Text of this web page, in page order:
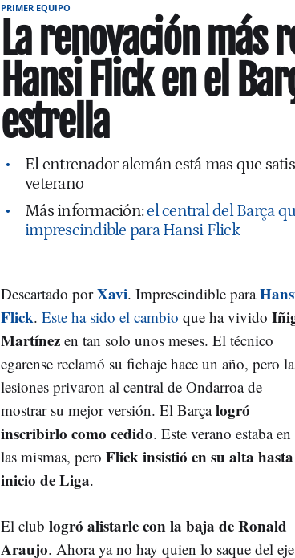
PRIMER EQUIPO
La renovación más
Hansi Flick en el
estrella
El entrenador alemán está mas que
veterano
Más información:el central del Barça
imprescindible para Hansi Flick
Descartado porXavi. Imprescindible para
Flick. Este ha sido el cambio que ha vivido
Martínez en tan solo unos meses. El técnico
egarense reclamó su fichaje hace un año, pero
lesiones privaron al central de Ondarroa de
mostrar su mejor versión. El Barçalogró
inscribirlo como cedido. Este verano estaba en
las mismas, pero Flick insistió en su alta
inicio de Liga.
El club logró alistarle con la baja de Ronald
Araujo. Ahora ya no hay quien lo saque del